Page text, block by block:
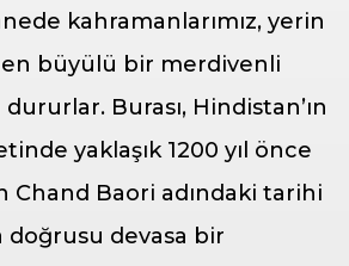
kahramanlarımız, yerin
büyülü bir merdivenli
dururlar. Burası, Hindistan’ın
yaklaşık 1200 yıl önce
Chand Baori adındaki tarihi
doğrusu devasa bir